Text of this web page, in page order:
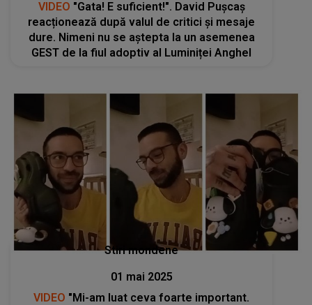
VIDEO "Gata! E suficient!". David Pușcaș
reacționează după valul de critici și mesaje
dure. Nimeni nu se aștepta la un asemenea
GEST de la fiul adoptiv al Luminiței Anghel
Stiri mondene
01 mai 2025
VIDEO "Mi-am luat ceva foarte important.